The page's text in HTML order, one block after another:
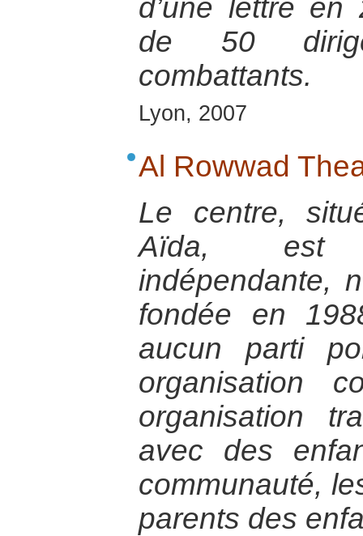
d’une lettre
de 50
combattants.
Lyon, 2007
Al Rowwad
Le centre,
Aïda, est
indépendante,
fondée en
aucun parti
organisation
organisation
avec des
communauté,
parents des